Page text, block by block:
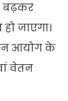
बढ़कर
जाएगा।
आयोग के
वेतन